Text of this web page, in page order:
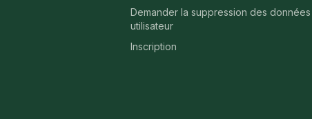
Demander la suppression des données
utilisateur
Inscription